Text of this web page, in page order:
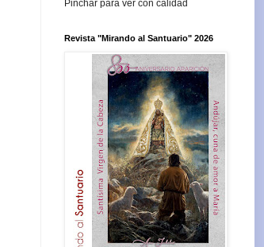
Pinchar para ver con calidad
Revista "Mirando al Santuario" 2026